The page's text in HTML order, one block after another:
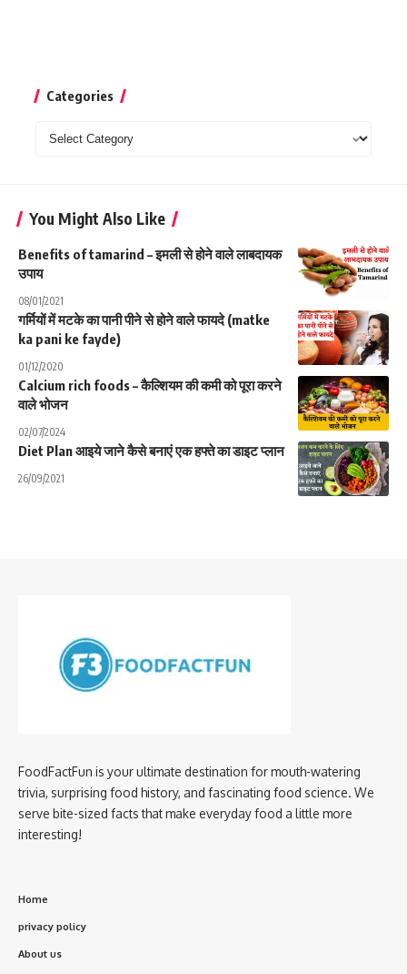
Categories
Categories
You Might Also Like
Benefits of tamarind – इमली से होने वाले लाबदायक
उपाय
08/01/2021
गर्मियों में मटके का पानी पीने से होने वाले फायदे (matke
ka pani ke fayde)
01/12/2020
Calcium rich foods – कैल्शियम की कमी को पूरा करने
वाले भोजन
02/07/2024
Diet Plan आइये जाने कैसे बनाएं एक हफ्ते का डाइट प्लान
26/09/2021
FoodFactFun is your ultimate destination for mouth-watering
trivia, surprising food history, and fascinating food science. We
serve bite-sized facts that make everyday food a little more
interesting!
Home
privacy policy
About us